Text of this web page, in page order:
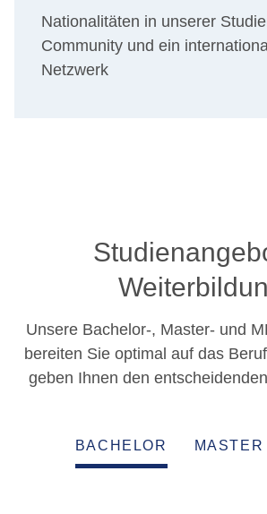
Nationalitäten in unserer
Community und ein
Netzwerk
Unsere Bachelor-, Master- und
bereiten Sie optimal auf das
geben Ihnen den
BACHELOR MASTER